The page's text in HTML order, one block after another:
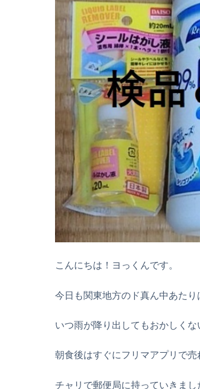
こんにちは！ヨっくんです。
今日も関東地方のド真ん中あた
いつ雨が降り出してもおかしくな
朝食後はすぐにフリマアプリで売
チャリで郵便局に持っていきまし